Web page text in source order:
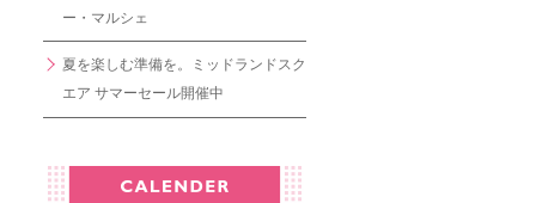
ー・マルシェ
夏を楽しむ準備を。ミッドランドスク
エア サマーセール開催中